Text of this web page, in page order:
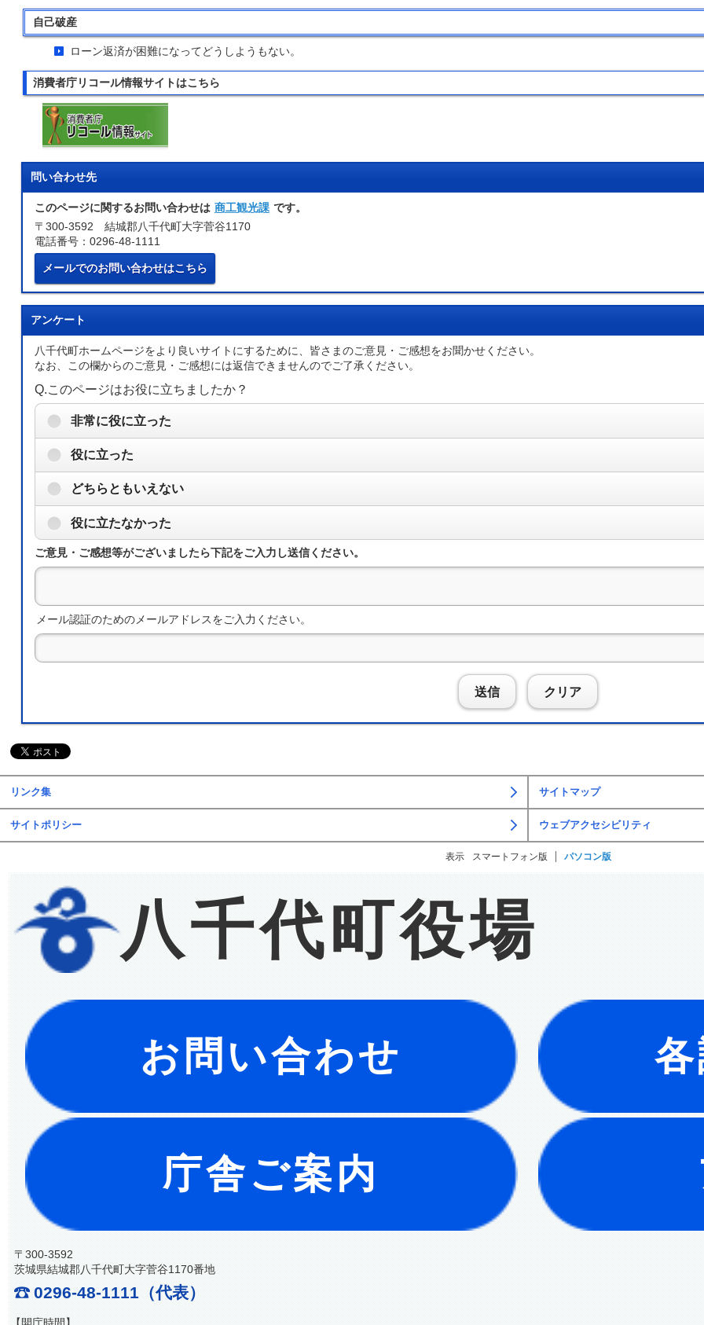
自己破産
ローン返済が困難になってどうしようもない。
消費者庁リコール情報サイトはこちら
問い合わせ先
このページに関するお問い合わせは 商工観光課 です。
〒300-3592 結城郡八千代町大字菅谷1170
電話番号：0296-48-1111
メールでのお問い合わせはこちら
アンケート
八千代町ホームページをより良いサイトにするために、皆さまのご意見・ご感想をお聞かせください。
なお、この欄からのご意見・ご感想には返信できませんのでご了承ください。
Q.このページはお役に立ちましたか？
非常に役に立った
役に立った
どちらともいえない
役に立たなかった
ご意見・ご感想等がございましたら下記をご入力し送信ください。
メール認証のためのメールアドレスをご入力ください。
送信 クリア
リンク集 サイトマップ
サイトポリシー ウェブアクセシビリティ
表示 スマートフォン版 パソコン版
八千代町役場
お問い合わせ
庁舎ご案内
〒300-3592
茨城県結城郡八千代町大字菅谷1170番地
0296-48-1111（代表）